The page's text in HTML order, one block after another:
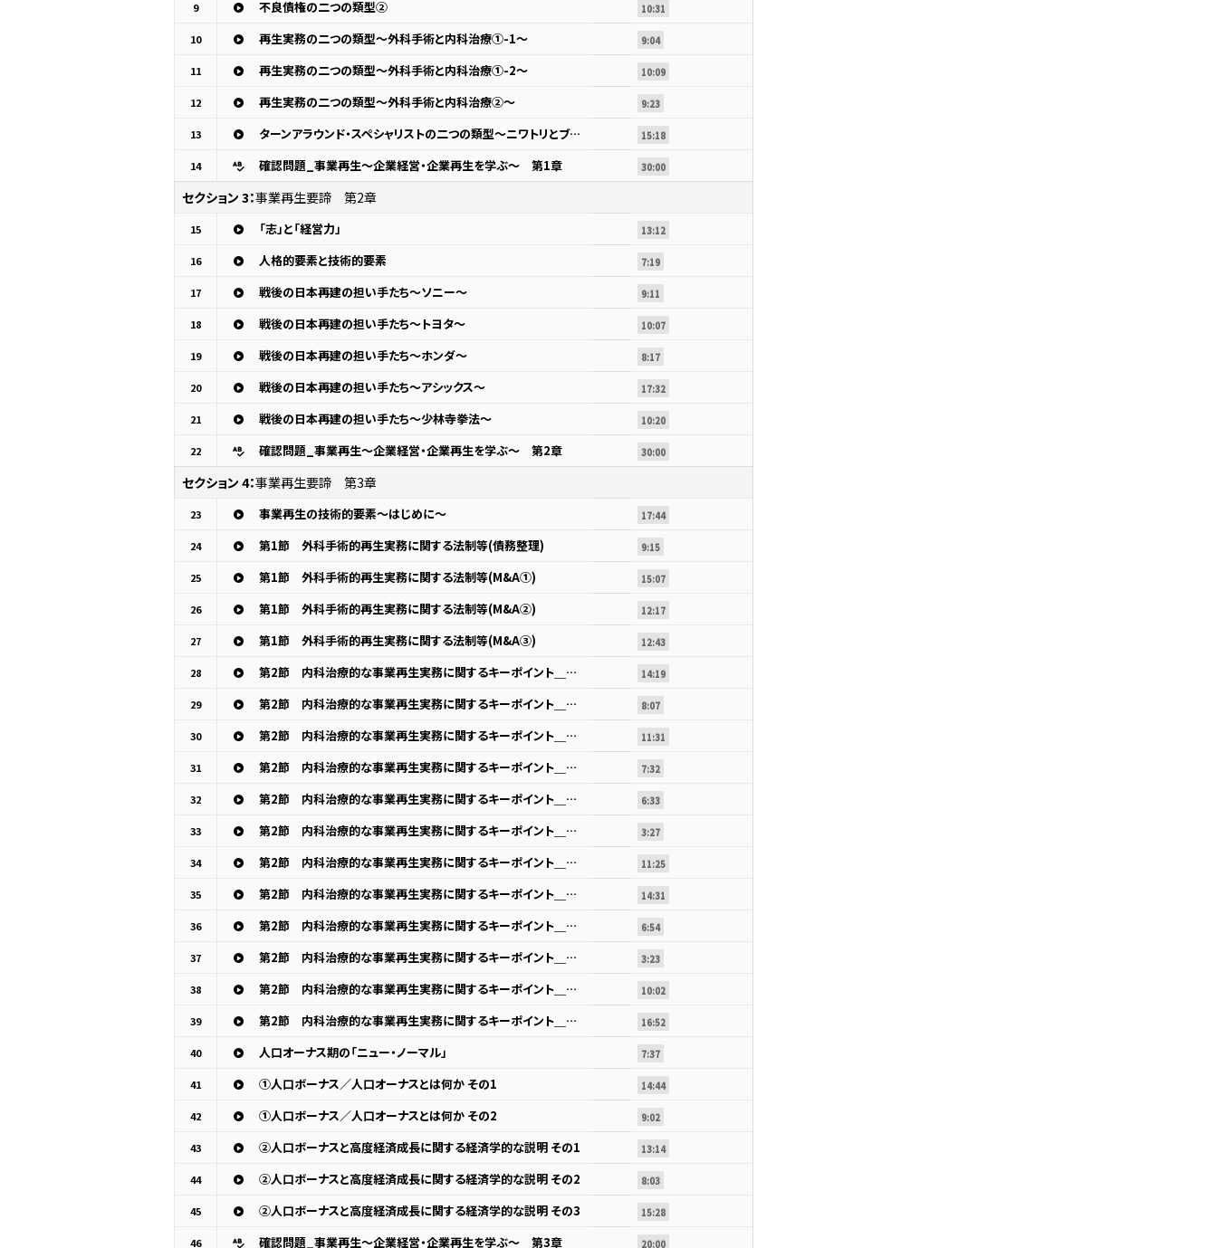
9 不良債権の二つの類型② 10:31
10 再生実務の二つの類型～外科手術と内科治療①-1～ 9:04
11 再生実務の二つの類型～外科手術と内科治療①-2～ 10:09
12 再生実務の二つの類型～外科手術と内科治療②～ 9:23
13 ターンアラウンド・スペシャリストの二つの類型～ニワトリとブタの喩え～ 15:18
14 確認問題_事業再生～企業経営・企業再生を学ぶ～ 第1章 30:00
セクション 3：事業再生要諦 第2章
15 「志」と「経営力」 13:12
16 人格的要素と技術的要素 7:19
17 戦後の日本再建の担い手たち～ソニー～ 9:11
18 戦後の日本再建の担い手たち～トヨタ～ 10:07
19 戦後の日本再建の担い手たち～ホンダ～ 8:17
20 戦後の日本再建の担い手たち～アシックス～ 17:32
21 戦後の日本再建の担い手たち～少林寺拳法～ 10:20
22 確認問題_事業再生～企業経営・企業再生を学ぶ～ 第2章 30:00
セクション 4：事業再生要諦 第3章
23 事業再生の技術的要素～はじめに～ 17:44
24 第1節 外科手術的再生実務に関する法制等(債務整理) 9:15
25 第1節 外科手術的再生実務に関する法制等(M&A①) 15:07
26 第1節 外科手術的再生実務に関する法制等(M&A②) 12:17
27 第1節 外科手術的再生実務に関する法制等(M&A③) 12:43
28 第2節 内科治療的な事業再生実務に関するキーポイント＿エピソード1 14:19
29 第2節 内科治療的な事業再生実務に関するキーポイント＿エピソード２~4 8:07
30 第2節 内科治療的な事業再生実務に関するキーポイント＿エピソード4～6 11:31
31 第2節 内科治療的な事業再生実務に関するキーポイント＿エピソード7 7:32
32 第2節 内科治療的な事業再生実務に関するキーポイント＿エピソード8 6:33
33 第2節 内科治療的な事業再生実務に関するキーポイント＿エピソード9 3:27
34 第2節 内科治療的な事業再生実務に関するキーポイント＿エピソード１0 11:25
35 第2節 内科治療的な事業再生実務に関するキーポイント＿エピソード１1 14:31
36 第2節 内科治療的な事業再生実務に関するキーポイント＿エピソード１2 6:54
37 第2節 内科治療的な事業再生実務に関するキーポイント＿エピソード１3 3:23
38 第2節 内科治療的な事業再生実務に関するキーポイント＿エピソード１4 10:02
39 第2節 内科治療的な事業再生実務に関するキーポイント＿エピソード１５ 16:52
40 人口オーナス期の「ニュー・ノーマル」 7:37
41 ①人口ボーナス／人口オーナスとは何か その1 14:44
42 ①人口ボーナス／人口オーナスとは何か その2 9:02
43 ②人口ボーナスと高度経済成長に関する経済学的な説明 その1 13:14
44 ②人口ボーナスと高度経済成長に関する経済学的な説明 その2 8:03
45 ②人口ボーナスと高度経済成長に関する経済学的な説明 その3 15:28
46 確認問題_事業再生～企業経営・企業再生を学ぶ～ 第3章 20:00